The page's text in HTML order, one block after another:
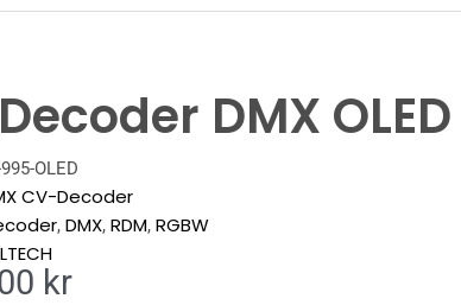
DMX
995-OLED
CV-Decoder
, DMX, RDM, RGBW
LTECH
kr